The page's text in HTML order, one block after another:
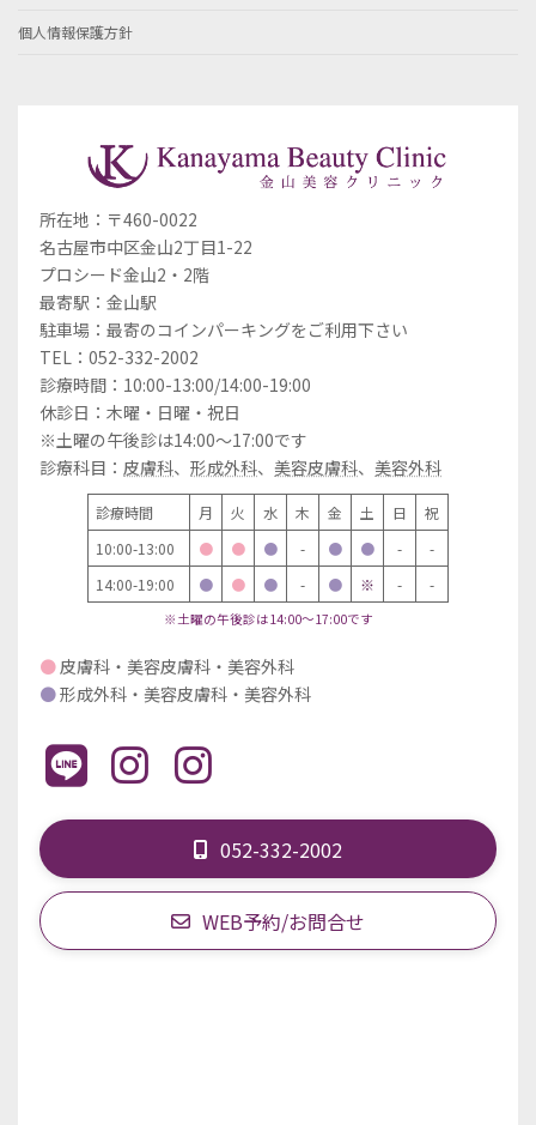
個人情報保護方針
所在地：〒460-0022
名古屋市中区金山2丁目1-22
プロシード金山2・2階
最寄駅：金山駅
駐車場：最寄のコインパーキングをご利用下さい
TEL：052-332-2002
診療時間：10:00-13:00/14:00-19:00
休診日：木曜・日曜・祝日
※土曜の午後診は14:00～17:00です
診療科目： 皮膚科、 形成外科、 美容皮膚科、 美容外科
診療時間 月 火 水 木 金 土 日
祝
10:00-13:00
● ● ● - ● ● -
-
14:00-19:00
● ● ● - ● ※ - -
※土曜の午後診は14:00～17:00です
● 皮膚科・美容皮膚科・美容外科
●形成外科・美容皮膚科・美容外科
052-332-2002
WEB予約/お問合せ